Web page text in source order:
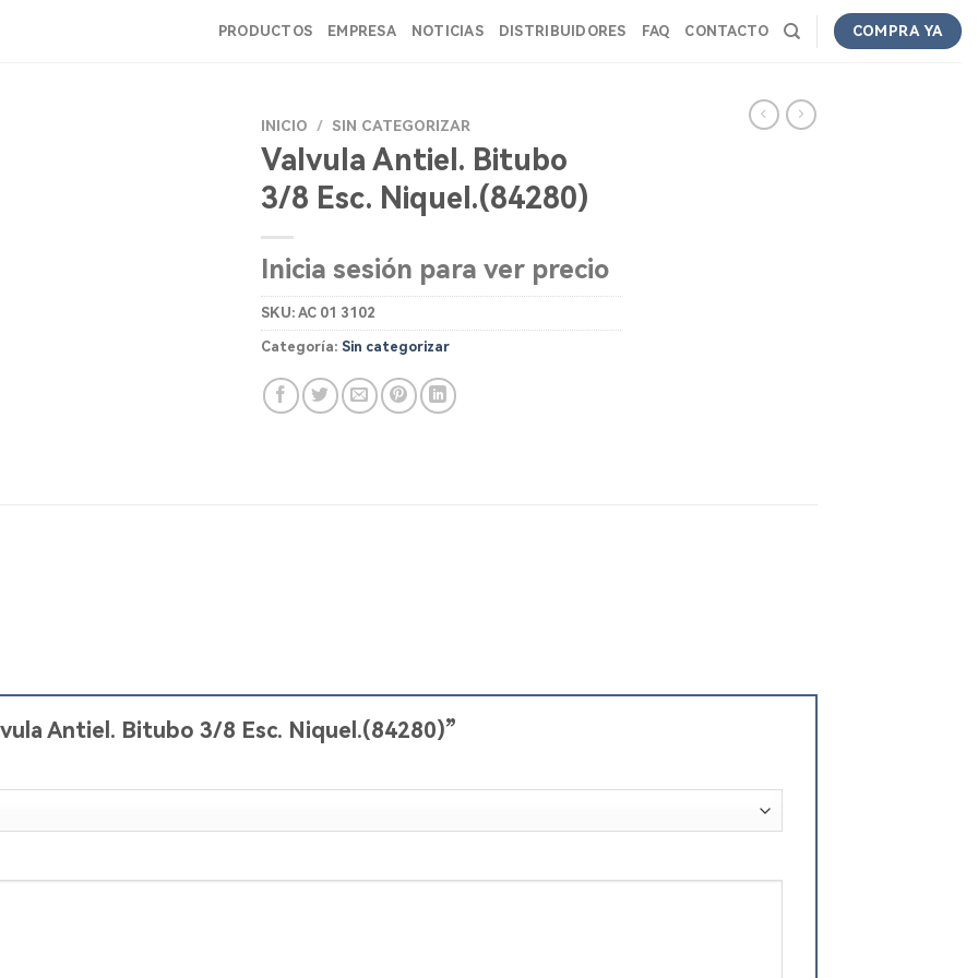
PRODUCTOS EMPRESA NOTICIAS DISTRIBUIDORES FAQ CONTACTO COMPRA YA
INICIO / SIN CATEGORIZAR
Valvula Antiel. Bitubo
3/8 Esc. Niquel.(84280)
Inicia sesión para ver precio
SKU: AC 01 3102
Categoría: Sin categorizar
Antiel. Bitubo 3/8 Esc. Niquel.(84280)”